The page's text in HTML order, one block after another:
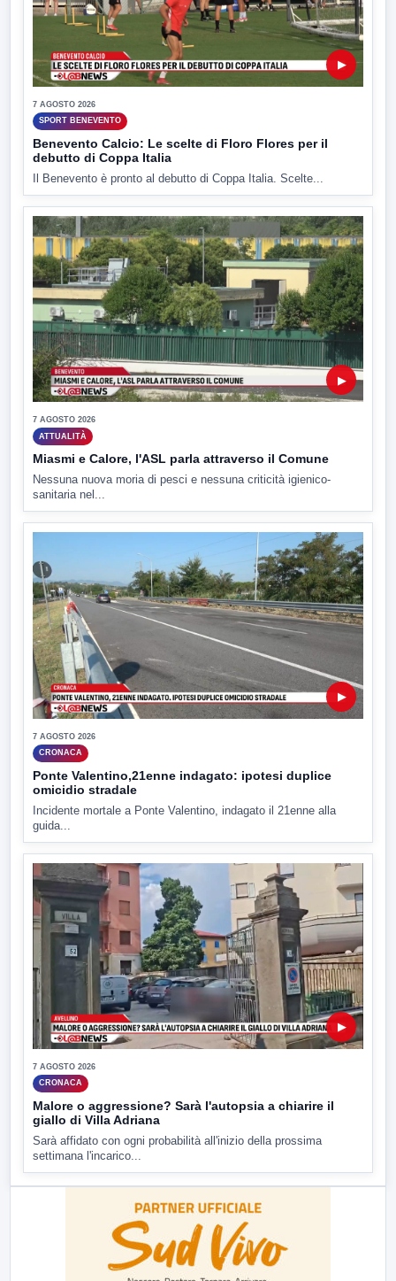
▶
7 AGOSTO 2026
SPORT BENEVENTO
Benevento Calcio: Le scelte di Floro Flores per il
debutto di Coppa Italia
Il Benevento è pronto al debutto di Coppa Italia. Scelte...
▶
7 AGOSTO 2026
ATTUALITÀ
Miasmi e Calore, l'ASL parla attraverso il Comune
Nessuna nuova moria di pesci e nessuna criticità igienico-
sanitaria nel...
▶
7 AGOSTO 2026
CRONACA
Ponte Valentino,21enne indagato: ipotesi duplice
omicidio stradale
Incidente mortale a Ponte Valentino, indagato il 21enne alla
guida...
▶
7 AGOSTO 2026
CRONACA
Malore o aggressione? Sarà l'autopsia a chiarire il
giallo di Villa Adriana
Sarà affidato con ogni probabilità all'inizio della prossima
settimana l'incarico...